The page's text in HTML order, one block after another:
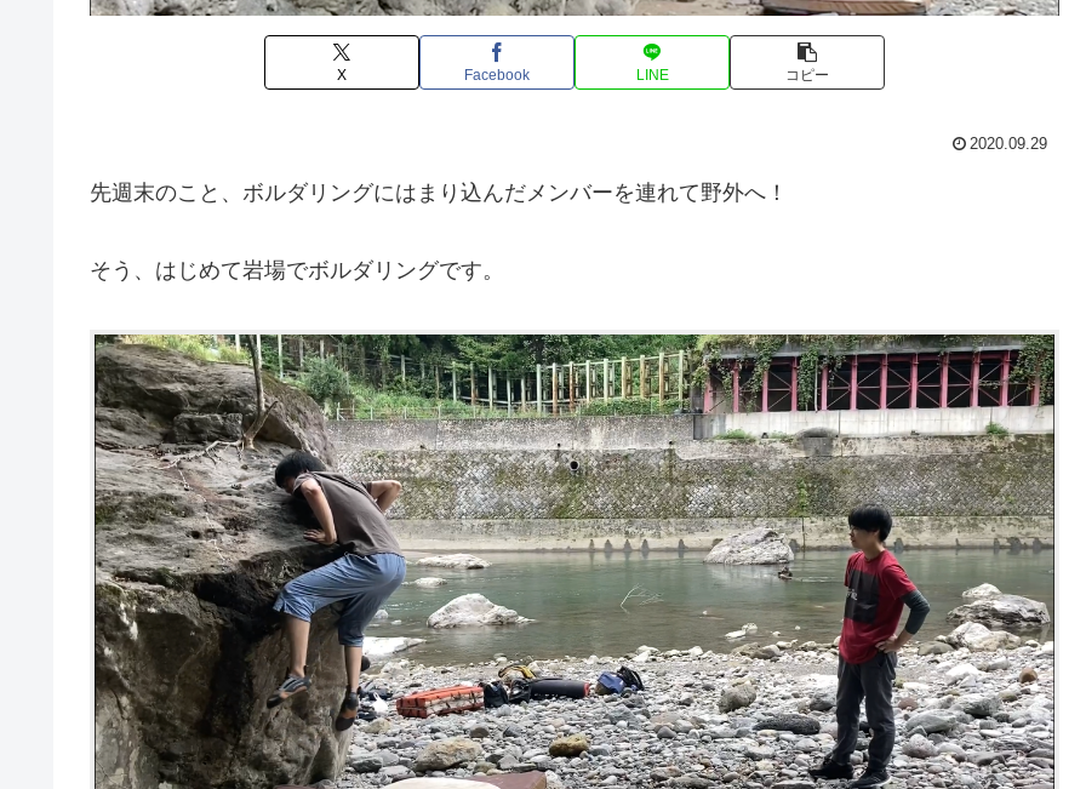
X Facebook LINE コピー
2020.09.29
先週末のこと、ボルダリングにはまり込んだメンバーを連れて野外へ！
そう、はじめて岩場でボルダリングです。